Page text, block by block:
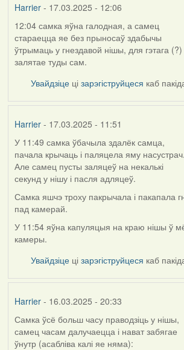
Harrier- 17.03.2025 - 12:06
12:04 самка яўна галодная, а самец
стараецца яе без прыносаў здабычы
ўтрымаць у гнездавой нішы, для гэтага (?)
залятае туды сам.
Увайдзіце цізарэгіструйцеся каб
Harrier- 17.03.2025 - 11:51
У 11:49 самка ўбачыла здалёк самца,
пачала крычаць і паляцела яму насустрач.
Але самец пусты заляцеў на некалькі
секунд у нішу і пасля адляцеў.
Самка яшчэ троху пакрычала і пакапала
пад камерай.
У 11:54 яўна капуляцыя на краю нішы ў
камеры.
Увайдзіце цізарэгіструйцеся каб
Harrier- 16.03.2025 - 20:33
Самка ўсё больш часу праводзіць у нішы,
самец часам далучаецца і нават забягае
ўнутр (асабліва калі яе няма):